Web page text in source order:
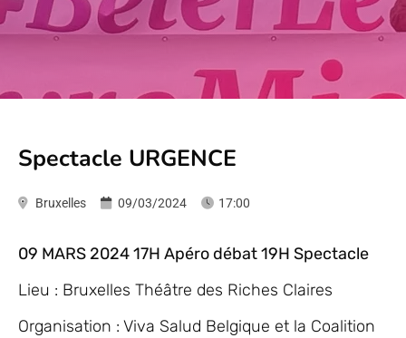
Spectacle URGENCE
Bruxelles 09/03/2024 17:00
09 MARS 2024 17H Apéro débat 19H Spectacle
Lieu : Bruxelles Théâtre des Riches Claires
Organisation : Viva Salud Belgique et la Coalition